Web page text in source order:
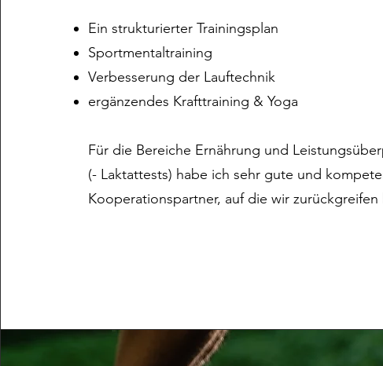
Ein strukturierter Trainingsplan
Sportmentaltraining
Verbesserung der Lauftechnik
ergänzendes Krafttraining & Yoga
Für die Bereiche Ernährung und
(- Laktattests) habe ich sehr gute und
Kooperationspartner, auf die wir zurückgreifen